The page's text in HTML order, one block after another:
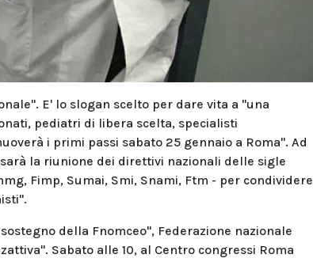
E' lo slogan scelto per dare vita a "una
pediatri di libera scelta, specialisti
i primi passi sabato 25 gennaio a Roma". Ad
la riunione dei direttivi nazionali delle sigle
Fimp, Sumai, Smi, Snami, Ftm - per condividere
della Fnomceo", Federazione nazionale
Sabato alle 10, al Centro congressi Roma